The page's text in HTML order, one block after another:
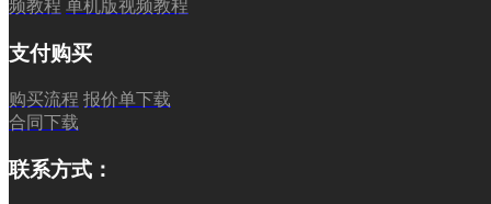
频教程 单机版视频教程
支付购买
购买流程 报价单下载
合同下载
联系方式：